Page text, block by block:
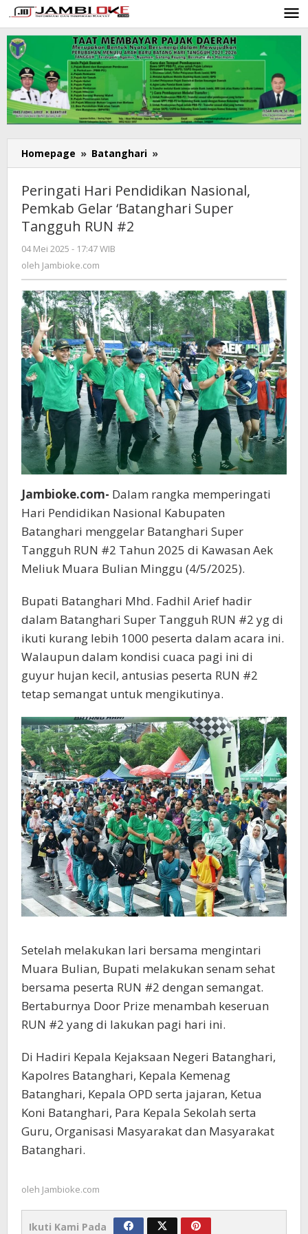
Lewati
ke
konten
Homepage » Batanghari »
Hari
Pendidikan
Nasional,
Pemkab
RUN
#2
Peringati Hari Pendidikan Nasional,
Pemkab Gelar ‘Batanghari Super
Tangguh RUN #2
04 Mei 2025 - 17:47 WIB
oleh Jambioke.com
Jambioke.com- Dalam rangka memperingati
Hari Pendidikan Nasional Kabupaten
Batanghari menggelar Batanghari Super
Tangguh RUN #2 Tahun 2025 di Kawasan Aek
Meliuk Muara Bulian Minggu (4/5/2025).
Bupati Batanghari Mhd. Fadhil Arief hadir
dalam Batanghari Super Tangguh RUN #2 yg di
ikuti kurang lebih 1000 peserta dalam acara ini.
Walaupun dalam kondisi cuaca pagi ini di
guyur hujan kecil, antusias peserta RUN #2
tetap semangat untuk mengikutinya.
Setelah melakukan lari bersama mengintari
Muara Bulian, Bupati melakukan senam sehat
bersama peserta RUN #2 dengan semangat.
Bertaburnya Door Prize menambah keseruan
RUN #2 yang di lakukan pagi hari ini.
Di Hadiri Kepala Kejaksaan Negeri Batanghari,
Kapolres Batanghari, Kepala Kemenag
Batanghari, Kepala OPD serta jajaran, Ketua
Koni Batanghari, Para Kepala Sekolah serta
Guru, Organisasi Masyarakat dan Masyarakat
Batanghari.
oleh Jambioke.com
Ikuti Kami Pada